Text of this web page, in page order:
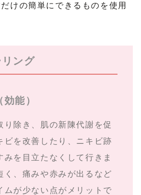
けの簡単にできるものを使用
ング
能）
り除き、肌の新陳代謝を促
ビを改善したり、ニキビ跡
みを目立たなくして行きま
く、痛みや赤みが出るなど
ムが少ない点がメリットで